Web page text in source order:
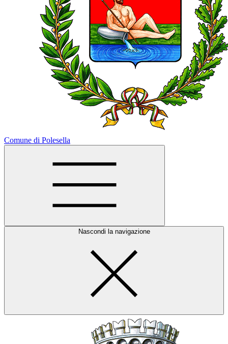
Comune di Polesella
Nascondi la navigazione